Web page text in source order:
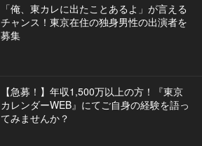
「俺、東カレに出たことあるよ」が言える
チャンス！東京在住の独身男性の出演者を
募集
【急募！】年収1,500万以上の方！『東京
カレンダーWEB』にてご自身の経験を語っ
てみませんか？